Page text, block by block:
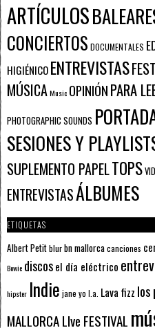
ARTÍCULOS
CONCIERTOS DOCUMENTALES
HIGIÉNICOENTREVISTAS
MÚSICAMusic OPINIÓNPARA
PHOTOGRAPHIC SOUNDS
SESIONES Y
SUPLEMENTO PAPELTOPS
ENTREVISTASÁLBUMES
ETIQUETAS
Albert Petitblurbn mallorcacanciones
Bowie discosel día eléctrico
hipster Indie jane yo l.a. Lava fizz los
MALLORCA LIve FESTIVAL